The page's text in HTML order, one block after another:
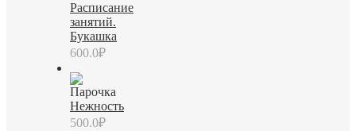
Расписание
занятий.
Букашка
600.0₽
Нежность
500.0₽